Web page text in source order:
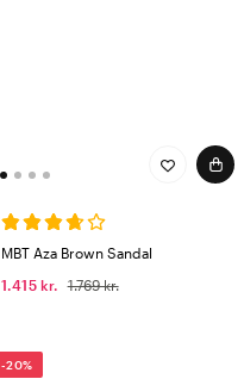
MBT Aza Brown Sandal
1.415 kr.
1.769 kr.
-20%